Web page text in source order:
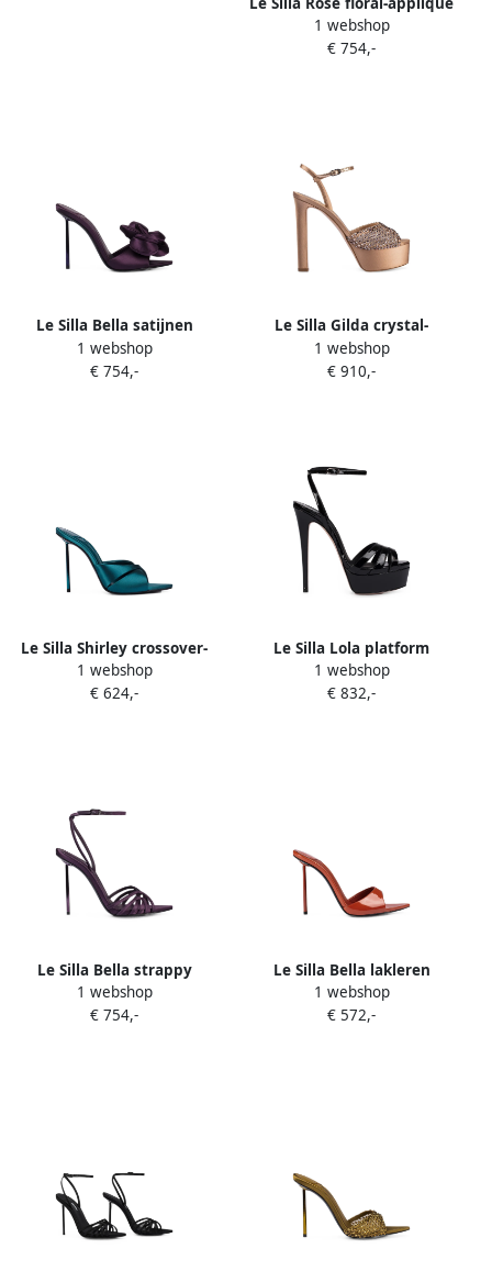
sandals Zwart
1 webshop
€ 754,-
Le Silla Bella satijnen
sandalen met roosdetail
Paars
1 webshop
€ 754,-
Le Silla Gilda crystal-
embellished platform
sandals Beige
1 webshop
€ 910,-
Le Silla Shirley crossover-
strap sandals Groen
1 webshop
€ 624,-
Le Silla Lola platform
sandals Zwart
1 webshop
€ 832,-
Le Silla Bella strappy
sandals Paars
1 webshop
€ 754,-
Le Silla Bella lakleren
sandalen Oranje
1 webshop
€ 572,-